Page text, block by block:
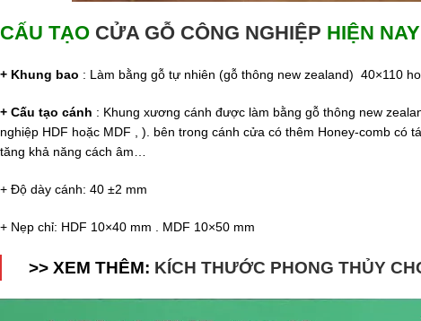
CẤU TẠO CỬA GỖ CÔNG NGHIỆP HIỆN
+ Khung bao : Làm bằng gỗ tự nhiên (gỗ thông new zealand) 40×110
+ Cấu tạo cánh : Khung xương cánh được làm bằng gỗ thông new
nghiệp HDF hoặc MDF , ). bên trong cánh cửa có thêm Honey-comb có
tăng khả năng cách âm…
+ Độ dày cánh: 40 ±2 mm
+ Nẹp chỉ: HDF 10×40 mm . MDF 10×50 mm
>> XEM THÊM: KÍCH THƯỚC PHONG THỦY